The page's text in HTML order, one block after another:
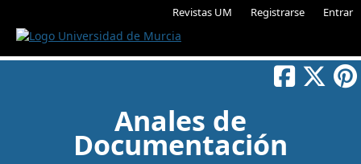
Revistas UM Registrarse Entrar
Anales de
Documentación